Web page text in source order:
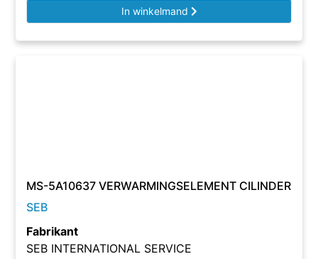
In winkelmand
MS-5A10637 VERWARMINGSELEMENT CILINDER
SEB
Fabrikant
SEB INTERNATIONAL SERVICE